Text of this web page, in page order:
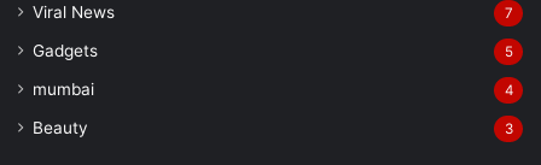
Viral News 7
Gadgets 5
mumbai 4
Beauty 3